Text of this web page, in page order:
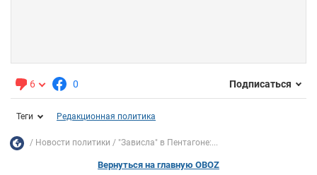
6 0 Подписаться
Теги Редакционная политика
Новости политики "Зависла" в Пентагоне:...
Вернуться на главную OBOZ